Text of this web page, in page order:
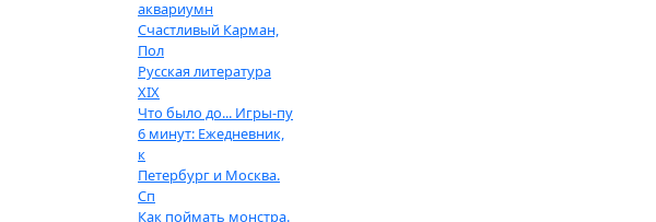
аквариумн
Счастливый Карман,
Пол
Русская литература
XIX
Что было до... Игры-пу
6 минут: Ежедневник,
к
Петербург и Москва.
Сп
Как поймать монстра.